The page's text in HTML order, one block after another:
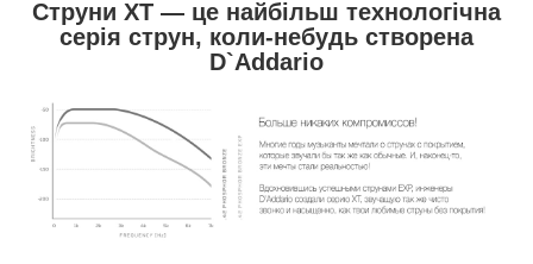
Струни XT — це найбільш технологічна
серія струн, коли-небудь створена
D`Addario